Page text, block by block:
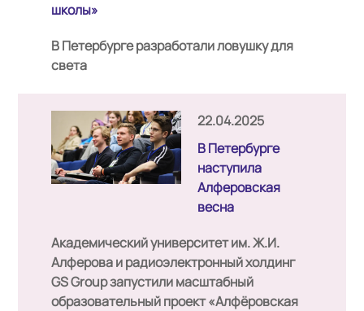
школы»
В Петербурге разработали ловушку для
света
22.04.2025
В Петербурге
наступила
Алферовская
весна
Академический университет им. Ж.И.
Алферова и радиоэлектронный холдинг
GS Group запустили масштабный
образовательный проект «Алфёровская